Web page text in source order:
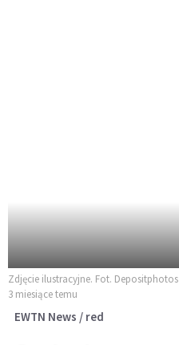
Zdjęcie ilustracyjne. Fot. Depositphotos
3 miesiące temu
EWTN News / red